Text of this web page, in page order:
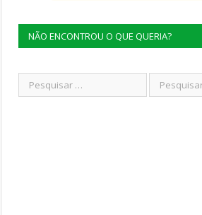
NÃO ENCONTROU O QUE QUERIA?